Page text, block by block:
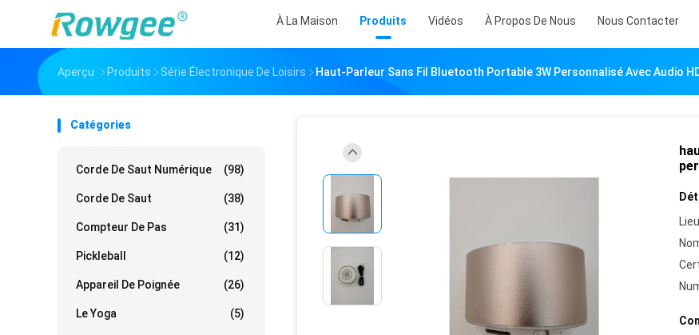
À La Maison Produits Vidéos À Propos De Nous Nous Contacter
Aperçu Produits Série Électronique De Loisirs Haut-Parleur Sans Fil Bluetooth Portable 3W Personnalisé Avec Audio
Catégories
Corde De Saut Numérique (98)
Corde De Saut (38)
Compteur De Pas (31)
Pickleball (12)
Appareil De Poignée (26)
Le Yoga (5)